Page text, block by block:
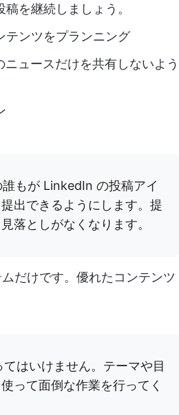
を継続しましょう。
テンツをプランニング
ュースだけを共有しないよう
もが LinkedIn の投稿アイ
出できるようにします。提
落としがなくなります。
だけです。優れたコンテンツ
はいけません。テーマや目
って面倒な作業を行ってく